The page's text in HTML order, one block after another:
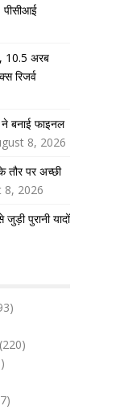
पीसीआई
10.5 अरब
रिजर्व
ने बनाई फाइनल
8, 2026
तौर पर अच्छी
8, 2026
पुरानी यादों
(220)